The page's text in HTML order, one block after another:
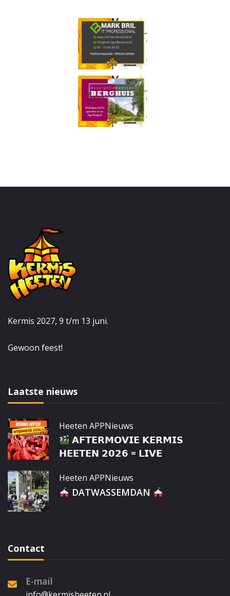
Kermis 2027, 9 t/m 13 juni.
Gewoon feest!
Laatste nieuws
Heeten APPNieuws
𝗔𝗙𝗧𝗘𝗥𝗠𝗢𝗩𝗜𝗘 𝗞𝗘𝗥𝗠𝗜𝗦
𝗛𝗘𝗘𝗧𝗘𝗡 𝟮𝟬𝟮𝟲 = 𝗟𝗜𝗩𝗘
Heeten APPNieuws
DATWASSEMDAN
Contact
E-mail